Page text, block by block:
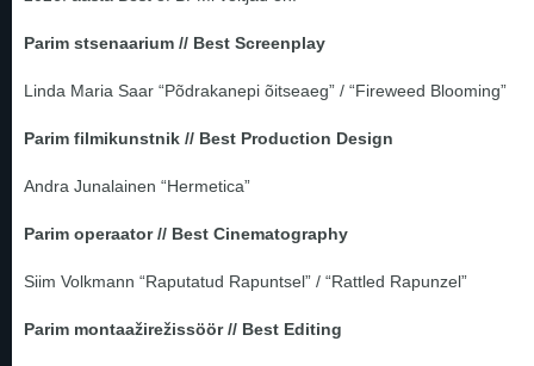
Parim stsenaarium // Best Screenplay
Linda Maria Saar “Põdrakanepi õitseaeg” / “Fireweed Blooming”
Parim filmikunstnik // Best Production Design
Andra Junalainen “Hermetica”
Parim operaator // Best Cinematography
Siim Volkmann “Raputatud Rapuntsel” / “Rattled Rapunzel”
Parim montaažirežissöör // Best Editing